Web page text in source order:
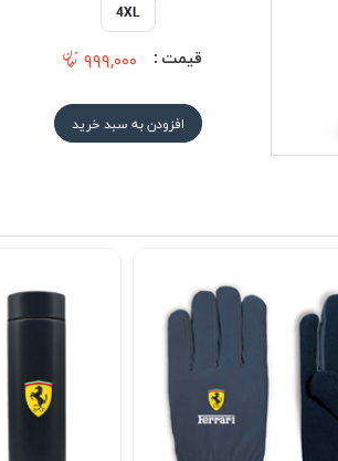
4XL
قیمت : ۹۹۹,۰۰۰
افزودن به سبد خرید